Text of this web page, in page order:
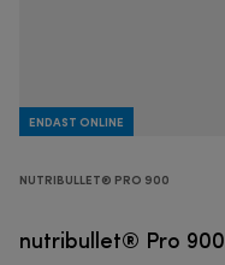
ENDAST ONLINE
NUTRIBULLET® PRO 900
nutribullet® Pro 900